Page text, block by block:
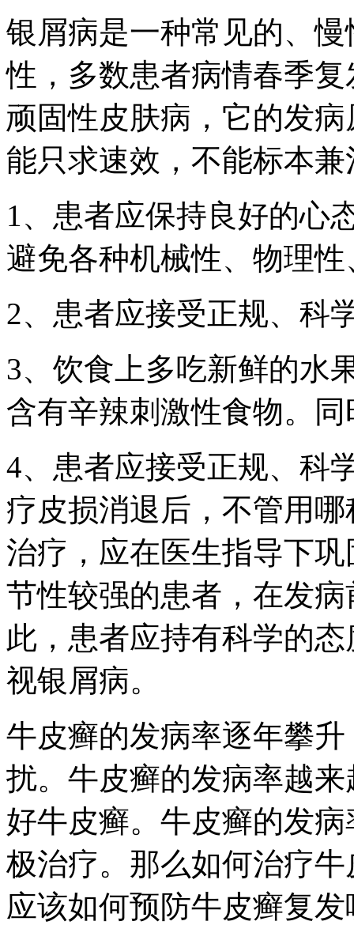
银屑病是一种常见的、
性，多数患者病情春季
顽固性皮肤病，它的发
能只求速效，不能标本兼
1、患者应保持良好的心
避免各种机械性、物理
2、患者应接受正规、科
3、饮食上多吃新鲜的水
含有辛辣刺激性食物。
4、患者应接受正规、科
疗皮损消退后，不管用
治疗，应在医生指导下
节性较强的患者，在发
此，患者应持有科学的
视银屑病。
牛皮癣的发病率逐年攀
扰。牛皮癣的发病率越
好牛皮癣。牛皮癣的发
极治疗。那么如何治疗
应该如何预防牛皮癣复发